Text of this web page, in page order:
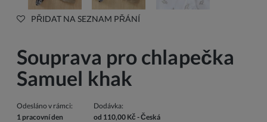
PŘIDAT NA SEZNAM PŘÁNÍ
Souprava pro chlapečka
Samuel khak
Odesláno v rámci:
1 pracovní den
Dodávka:
od 110,00 Kč - Česká